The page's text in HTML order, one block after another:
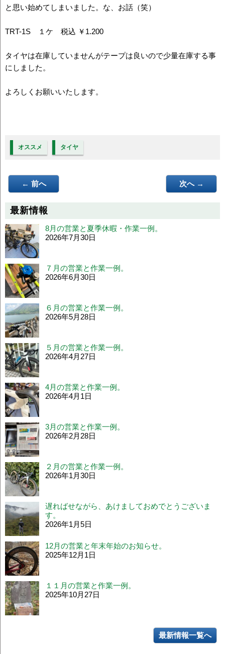
と思い始めてしまいました。な、お話（笑）
TRT-1S １ケ 税込 ￥1.200
タイヤは在庫していませんがテープは良いので少量在庫する事
にしました。
よろしくお願いいたします。
オススメ タイヤ
← 前へ 次へ →
最新情報
8月の営業と夏季休暇・作業一例。
2026年7月30日
７月の営業と作業一例。
2026年6月30日
６月の営業と作業一例。
2026年5月28日
５月の営業と作業一例。
2026年4月27日
4月の営業と作業一例。
2026年4月1日
3月の営業と作業一例。
2026年2月28日
２月の営業と作業一例。
2026年1月30日
遅ればせながら、あけましておめでとうございま
す。
2026年1月5日
12月の営業と年末年始のお知らせ。
2025年12月1日
１１月の営業と作業一例。
2025年10月27日
最新情報一覧へ